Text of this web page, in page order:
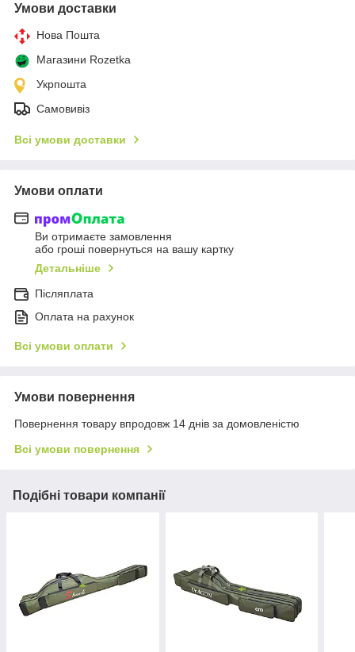
Умови доставки
Нова Пошта
Магазини Rozetka
Укрпошта
Самовивіз
Всі умови доставки
Умови оплати
Ви отримаєте замовлення
або гроші повернуться на вашу картку
Детальніше
Післяплата
Оплата на рахунок
Всі умови оплати
Умови повернення
Повернення товару впродовж 14 днів за домовленістю
Всі умови повернення
Подібні товари компанії